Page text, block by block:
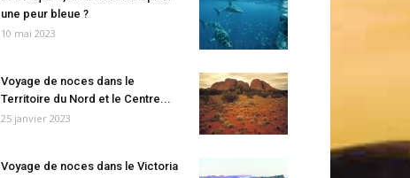
une peur bleue ?
10 mai 2023
Voyage de noces dans le
Territoire du Nord et le Centre...
25 janvier 2023
Voyage de noces dans le Victoria